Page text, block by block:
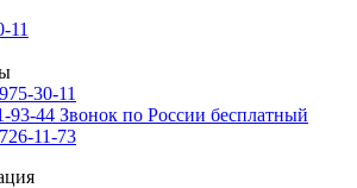
11
30-11
93-44 Звонок по России бесплатный
11-73